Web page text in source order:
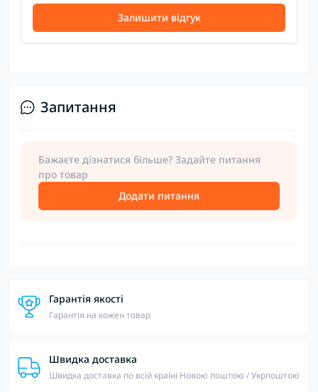
Залишити відгук
Запитання
Бажаєте дізнатися більше? Задайте питання
про товар
Додати питання
Гарантія якості
Гарантія на кожен товар
Швидка доставка
Швидка доставка по всій країні Новою поштою / Укрпоштою